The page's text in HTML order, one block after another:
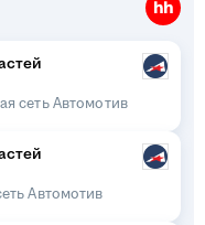
сеть Автомотив
Автомотив